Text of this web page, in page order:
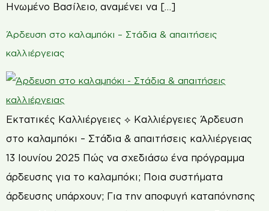
Ηνωμένο Βασίλειο, αναμένει να […]
Άρδευση στο καλαμπόκι – Στάδια & απαιτήσεις
καλλιέργειας
Εκτατικές Καλλιέργειες ⟡ Καλλιέργειες Άρδευση
στο καλαμπόκι – Στάδια & απαιτήσεις καλλιέργειας
13 Ιουνίου 2025 Πώς να σχεδιάσω ένα πρόγραμμα
άρδευσης για το καλαμπόκι; Ποια συστήματα
άρδευσης υπάρχουν; Για την αποφυγή καταπόνησης